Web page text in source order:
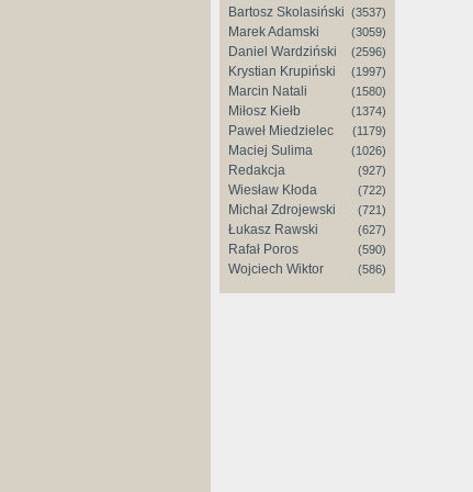
Bartosz Skolasiński (3537)
Marek Adamski (3059)
Daniel Wardziński (2596)
Krystian Krupiński (1997)
Marcin Natali (1580)
Miłosz Kiełb (1374)
Paweł Miedzielec (1179)
Maciej Sulima (1026)
Redakcja (927)
Wiesław Kłoda (722)
Michał Zdrojewski (721)
Łukasz Rawski (627)
Rafał Poros (590)
Wojciech Wiktor (586)